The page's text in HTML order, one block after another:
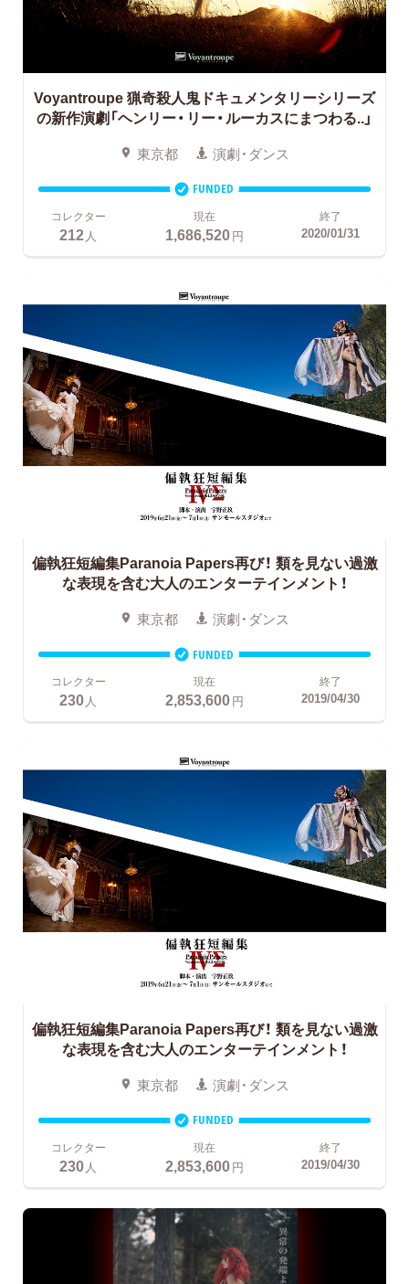
Voyantroupe猟奇殺人鬼ドキュメンタリーシリーズ
の新作演劇「ヘンリー・リー・ルーカスにまつわる..」
東京都 演劇・ダンス
FUNDED
コレクター
212 人
現在
1,686,520円
終了
2020/01/31
偏執狂短編集Paranoia Papers再び！ 類を見ない過激
な表現を含む大人のエンターテインメント！
東京都 演劇・ダンス
FUNDED
コレクター
230人
現在
2,853,600円
終了
2019/04/30
偏執狂短編集Paranoia Papers再び！ 類を見ない過激
な表現を含む大人のエンターテインメント！
東京都 演劇・ダンス
FUNDED
コレクター
230人
現在
2,853,600円
終了
2019/04/30